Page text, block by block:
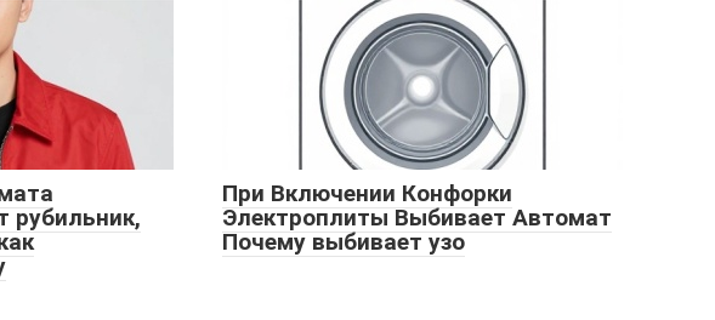
рубильник,
При Включении Конфорки
Электроплиты Выбивает Автомат
Почему выбивает узо